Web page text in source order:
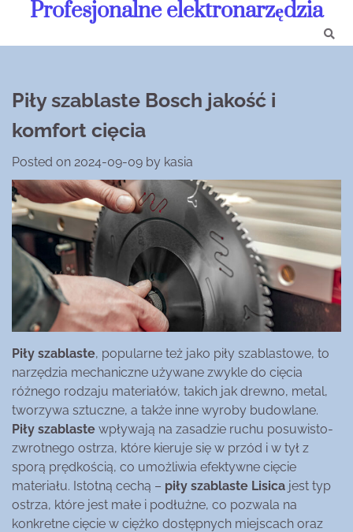
content
Profesjonalne elektronarzędzia
Piły szablaste Bosch jakość i
komfort cięcia
Posted on 2024-09-09 by kasia
Piły szablaste, popularne też jako piły szablastowe, to
narzędzia mechaniczne używane zwykle do cięcia
różnego rodzaju materiałów, takich jak drewno, metal,
tworzywa sztuczne, a także inne wyroby budowlane.
Piły szablaste wpływają na zasadzie ruchu posuwisto-
zwrotnego ostrza, które kieruje się w przód i w tył z
sporą prędkością, co umożliwia efektywne cięcie
materiału. Istotną cechą – piły szablaste Lisica jest typ
ostrza, które jest małe i podłużne, co pozwala na
konkretne cięcie w ciężko dostępnych miejscach oraz